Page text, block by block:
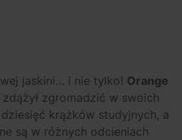
najciekawszych
wydarzeń w polskim
rapie [czerwiec i
lipiec 2026]
jaskini… i nie tylko! Orange
zgromadzić w swoich
krążków studyjnych, a
są w różnych odcieniach